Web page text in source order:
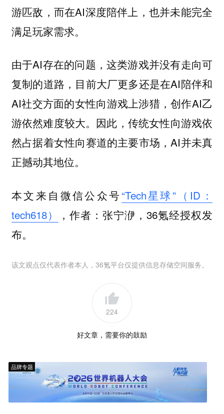
游匹敌，而在AI深度陪伴上，也并未能完全
满足玩家需求。
由于AI存在的问题，这类游戏并没有走向可
复制的道路，目前大厂更多还是在AI陪伴和
AI社交方面的女性向游戏上涉猎，创作AI乙
游依然难度较大。因此，传统女性向游戏依
然占据着女性向赛道的主要市场，AI并未真
正撼动其地位。
本文来自微信公众号“Tech星球”（ID：
tech618）
，作者：张宁洢，36氪经授权发
布。
该文观点仅代表作者本人，36氪平台仅提供信息存储空间服务。
224
好文章，需要你的鼓励
品牌专题